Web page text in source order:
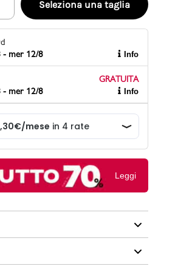
di più
al matrimonio e idee
calzature
Seleziona una taglia
- mer 12/8 Info
GRATUITA
- mer 12/8 Info
Leggi
Joma blu ideali per tempo libero
in mesh traspirante per